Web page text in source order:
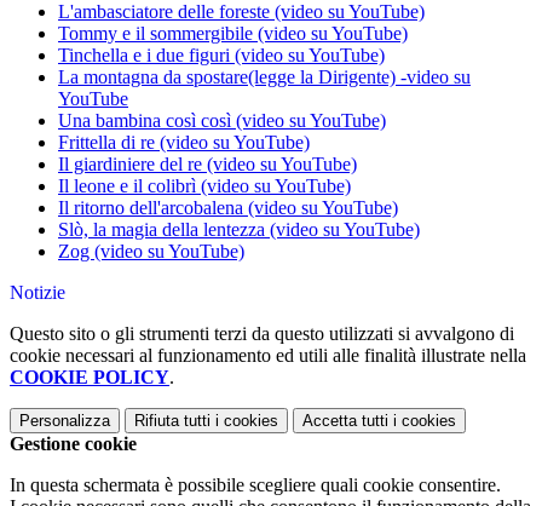
L'ambasciatore delle foreste (video su YouTube)
Tommy e il sommergibile (video su YouTube)
Tinchella e i due figuri (video su YouTube)
La montagna da spostare(legge la Dirigente) -video su
YouTube
Una bambina così così (video su YouTube)
Frittella di re (video su YouTube)
Il giardiniere del re (video su YouTube)
Il leone e il colibrì (video su YouTube)
Il ritorno dell'arcobalena (video su YouTube)
Slò, la magia della lentezza (video su YouTube)
Zog (video su YouTube)
Notizie
Questo sito o gli strumenti terzi da questo utilizzati si avvalgono di
cookie necessari al funzionamento ed utili alle finalità illustrate nella
COOKIE POLICY.
Personalizza Rifiuta tutti i cookies Accetta tutti i cookies
Gestione cookie
In questa schermata è possibile scegliere quali cookie consentire.